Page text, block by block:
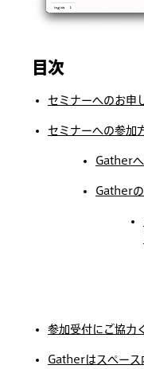
目次
セミナーへのお申
セミナーへの参加
Gather
Gather
参加受付にご協力
Gatherはスペース